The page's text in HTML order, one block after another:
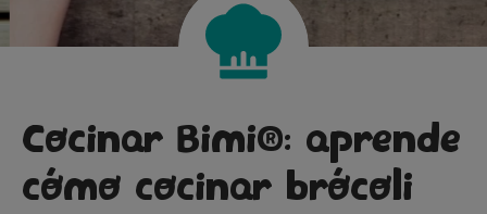
Cocinar Bimi®: aprende
cómo cocinar brócoli